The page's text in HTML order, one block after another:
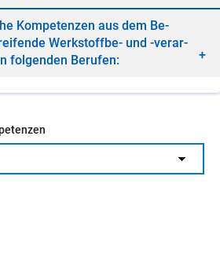
Kom­pe­ten­zen aus dem Be­
Werk­stoff­be- und -ver­ar­
fol­gen­den Be­ru­fen: